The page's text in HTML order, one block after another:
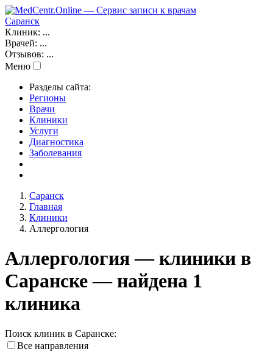
Саранск
Клиник: ...
Врачей: ...
Отзывов: ...
Меню
Разделы сайта:
Регионы
Врачи
Клиники
Услуги
Диагностика
Заболевания
Саранск
Главная
Клиники
Аллергология
Аллергология — клиники в
Саранске — найдена 1
клиника
Поиск клиник в Саранске:
Все направления